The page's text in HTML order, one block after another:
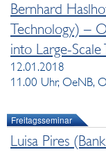
Bernhard
Technology) –
into Large-Scale
12.01.2018
11.00 Uhr, OeNB,
Freitagsseminar
Luisa Pires